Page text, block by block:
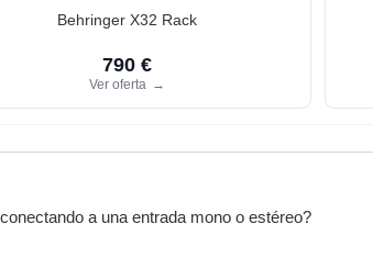
Behringer X32 Rack
790 €
Ver oferta →
a una entrada mono o estéreo?